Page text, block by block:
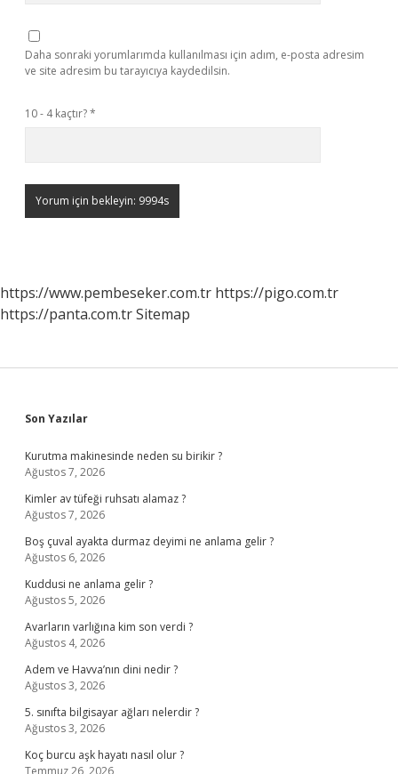
Daha sonraki yorumlarımda kullanılması için adım, e-posta adresim
ve site adresim bu tarayıcıya kaydedilsin.
10 - 4 kaçtır?*
https://www.pembeseker.com.tr https://pigo.com.tr
https://panta.com.trSitemap
Sidebar
Son Yazılar
Kurutma makinesinde neden su birikir ?
Ağustos 7, 2026
Kimler av tüfeği ruhsatı alamaz ?
Ağustos 7, 2026
Boş çuval ayakta durmaz deyimi ne anlama gelir ?
Ağustos 6, 2026
Kuddusi ne anlama gelir ?
Ağustos 5, 2026
Avarların varlığına kim son verdi ?
Ağustos 4, 2026
Adem ve Havva’nın dini nedir ?
Ağustos 3, 2026
5. sınıfta bilgisayar ağları nelerdir ?
Ağustos 3, 2026
Koç burcu aşk hayatı nasıl olur ?
Temmuz 26, 2026